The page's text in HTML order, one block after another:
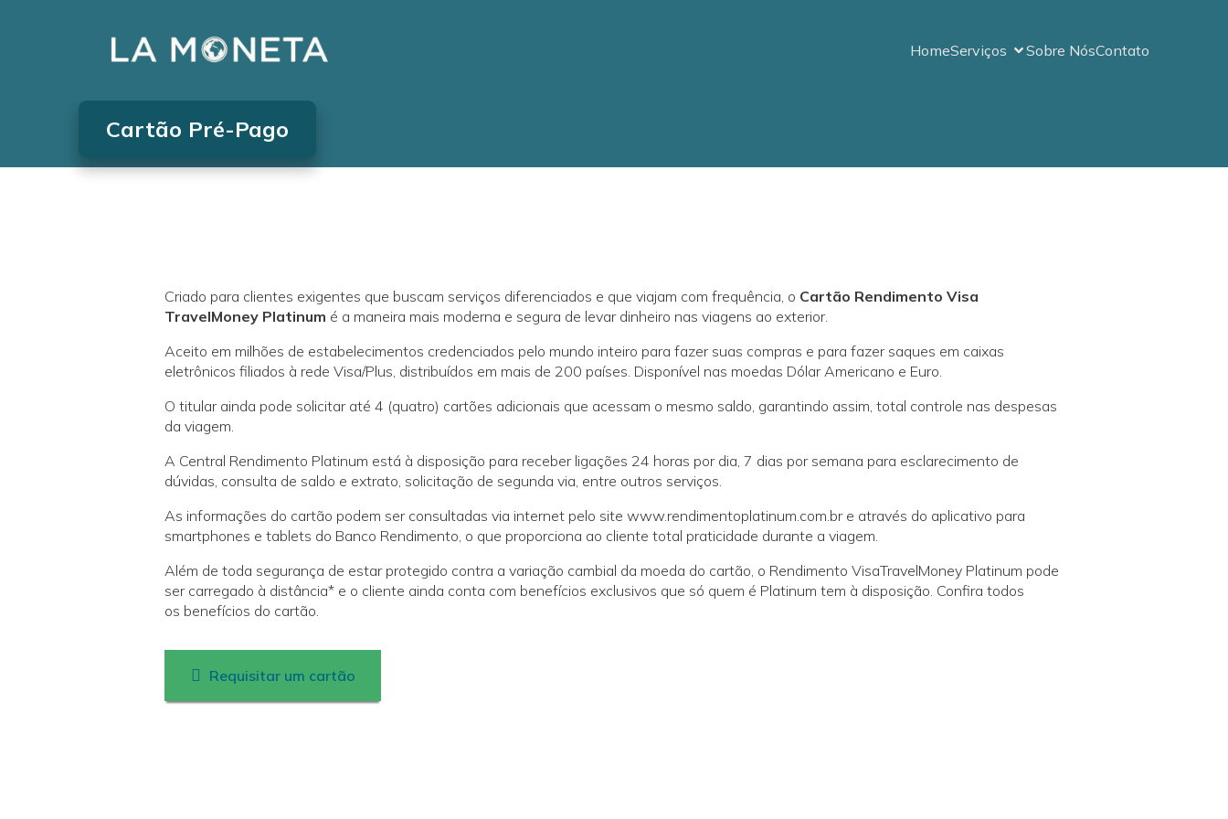
HomeServiços Sobre NósContato
Cartão Pré-Pago
Criado para clientes exigentes que buscam serviços diferenciados e que viajam com frequência, o Cartão Rendimento Visa
TravelMoney Platinum é a maneira mais moderna e segura de levar dinheiro nas viagens ao exterior.
Aceito em milhões de estabelecimentos credenciados pelo mundo inteiro para fazer suas compras e para fazer saques em caixas
eletrônicos filiados à rede Visa/Plus, distribuídos em mais de 200 países. Disponível nas moedas Dólar Americano e Euro.
O titular ainda pode solicitar até 4 (quatro) cartões adicionais que acessam o mesmo saldo, garantindo assim, total controle nas despesas
da viagem.
A Central Rendimento Platinum está à disposição para receber ligações 24 horas por dia, 7 dias por semana para esclarecimento de
dúvidas, consulta de saldo e extrato, solicitação de segunda via, entre outros serviços.
As informações do cartão podem ser consultadas via internet pelo site www.rendimentoplatinum.com.br e através do aplicativo para
smartphones e tablets do Banco Rendimento, o que proporciona ao cliente total praticidade durante a viagem.
Além de toda segurança de estar protegido contra a variação cambial da moeda do cartão, o Rendimento VisaTravelMoney Platinum pode
ser carregado à distância* e o cliente ainda conta com benefícios exclusivos que só quem é Platinum tem à disposição. Confira todos
os benefícios do cartão.
Requisitar um cartão